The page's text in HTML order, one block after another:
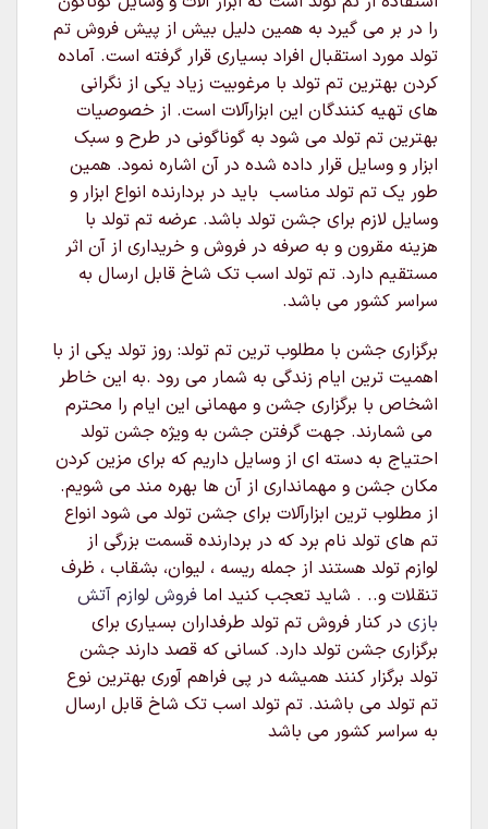
را در بر می گیرد به همین دلیل بیش از پیش فروش تم
تولد مورد استقبال افراد بسیاری قرار گرفته است. آماده
کردن بهترین تم تولد با مرغوبیت زیاد یکی از نگرانی
های تهیه کنندگان این ابزارآلات است. از خصوصیات
بهترین تم تولد می شود به گوناگونی در طرح و سبک
ابزار و وسایل قرار داده شده در آن اشاره نمود. همین
طور یک تم تولد مناسب باید در بردارنده انواع ابزار و
وسایل لازم برای جشن تولد باشد. عرضه تم تولد با
هزینه مقرون و به صرفه در فروش و خریداری از آن اثر
مستقیم دارد. تم تولد اسب تک شاخ قابل ارسال به
سراسر کشور می باشد.
برگزاری جشن با مطلوب ترین تم تولد: روز تولد یکی از با
اهمیت ترین ایام زندگی به شمار می رود .به این خاطر
اشخاص با برگزاری جشن و مهمانی این ایام را محترم
می شمارند. جهت گرفتن جشن به ویژه جشن تولد
احتیاج به دسته ای از وسایل داریم که برای مزین کردن
مکان جشن و مهمانداری از آن ها بهره مند می شویم.
از مطلوب ترین ابزارآلات برای جشن تولد می شود انواع
تم های تولد نام برد که در بردارنده قسمت بزرگی از
لوازم تولد هستند از جمله ریسه ، لیوان، بشقاب ، ظرف
تنقلات و.. . شاید تعجب کنید اما فروش لوازم آتش
بازی در کنار فروش تم تولد طرفداران بسیاری برای
برگزاری جشن تولد دارد. کسانی که قصد دارند جشن
تولد برگزار کنند همیشه در پی فراهم آوری بهترین نوع
تم تولد می باشند. تم تولد اسب تک شاخ قابل ارسال
به سراسر کشور می باشد